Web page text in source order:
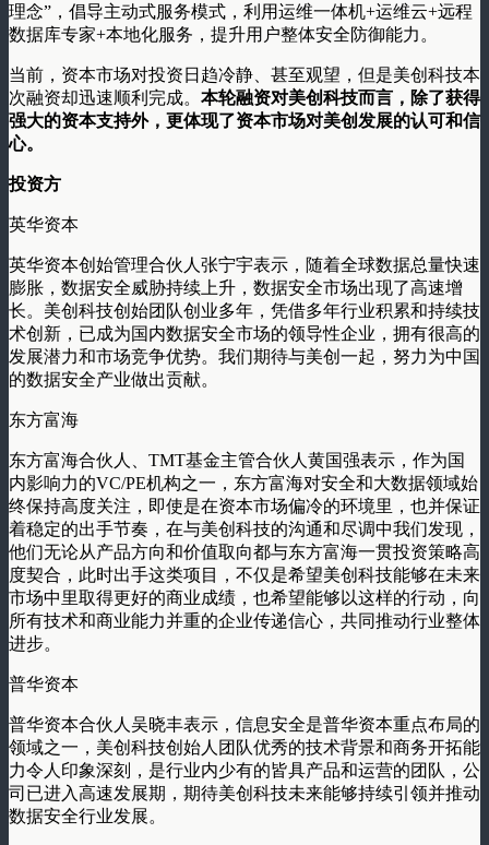
理念”，倡导主动式服务模式，利用运维一体机+运维云+远程
数据库专家+本地化服务，提升用户整体安全防御能力。
当前，资本市场对投资日趋冷静、甚至观望，但是美创科技本
次融资却迅速顺利完成。 本轮融资对美创科技而言，除了获得
强大的资本支持外，更体现了资本市场对美创发展的认可和信
心。
投资方
英华资本
英华资本创始管理合伙人张宁宇表示，随着全球数据总量快速
膨胀，数据安全威胁持续上升，数据安全市场出现了高速增
长。美创科技创始团队创业多年，凭借多年行业积累和持续技
术创新，已成为国内数据安全市场的领导性企业，拥有很高的
发展潜力和市场竞争优势。我们期待与美创一起，努力为中国
的数据安全产业做出贡献。
东方富海
东方富海合伙人、TMT基金主管合伙人黄国强表示，作为国
内影响力的VC/PE机构之一，东方富海对安全和大数据领域始
终保持高度关注，即使是在资本市场偏冷的环境里，也并保证
着稳定的出手节奏，在与美创科技的沟通和尽调中我们发现，
他们无论从产品方向和价值取向都与东方富海一贯投资策略高
度契合，此时出手这类项目，不仅是希望美创科技能够在未来
市场中里取得更好的商业成绩，也希望能够以这样的行动，向
所有技术和商业能力并重的企业传递信心，共同推动行业整体
进步。
普华资本
普华资本合伙人吴晓丰表示，信息安全是普华资本重点布局的
领域之一，美创科技创始人团队优秀的技术背景和商务开拓能
力令人印象深刻，是行业内少有的皆具产品和运营的团队，公
司已进入高速发展期，期待美创科技未来能够持续引领并推动
数据安全行业发展。